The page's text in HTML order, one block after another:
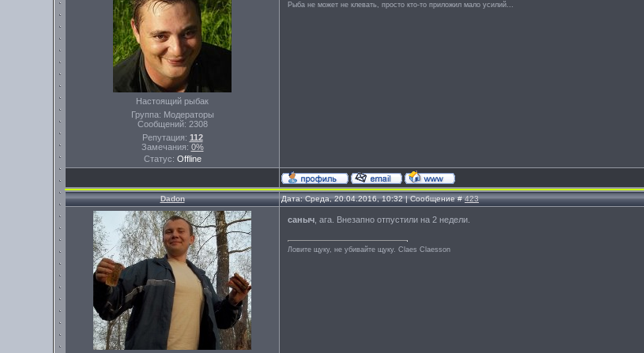
Настоящий рыбак
Группа: Модераторы
Сообщений: 2308
Репутация: 112
Замечания: 0%
Статус: Offline
Рыба не может не клевать, просто кто-то приложил мало усилий...
Dadon Дата: Среда, 20.04.2016, 10:32 | Сообщение #423
саныч , ага. Внезапно отпустили на 2 недели.
Ловите щуку, не убивайте щуку. Сlaes Сlaesson